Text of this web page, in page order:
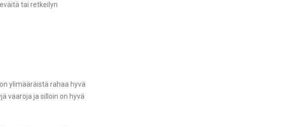
tai retkeilyn
ylimääräistä rahaa hyvä
vaaroja ja silloin on hyvä